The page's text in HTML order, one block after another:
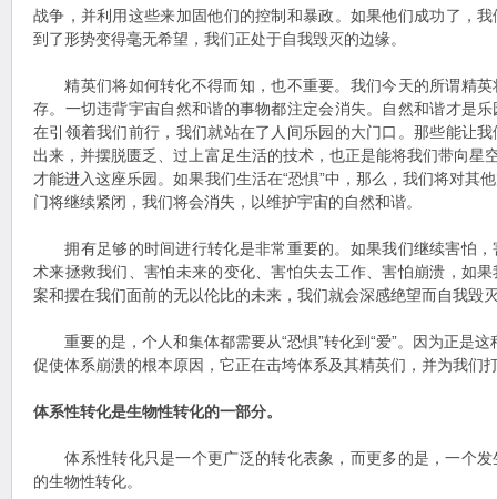
战争，并利用这些来加固他们的控制和暴政。如果他们成功了，
到了形势变得毫无希望，我们正处于自我毁灭的边缘。
精英们将如何转化不得而知，也不重要。我们今天的所谓精英
存。一切违背宇宙自然和谐的事物都注定会消失。自然和谐才是
在引领着我们前行，我们就站在了人间乐园的大门口。那些能让
出来，并摆脱匮乏、过上富足生活的技术，也正是能将我们带向星
才能进入这座乐园。如果我们生活在“恐惧”中，那么，我们将对其
门将继续紧闭，我们将会消失，以维护宇宙的自然和谐。
拥有足够的时间进行转化是非常重要的。如果我们继续害怕，
术来拯救我们、害怕未来的变化、害怕失去工作、害怕崩溃，如
案和摆在我们面前的无以伦比的未来，我们就会深感绝望而自我毁
重要的是，个人和集体都需要从“恐惧”转化到“爱”。因为正是这
促使体系崩溃的根本原因，它正在击垮体系及其精英们，并为我们
体系性转化是生物性转化的一部分。
体系性转化只是一个更广泛的转化表象，而更多的是，一个发
的生物性转化。